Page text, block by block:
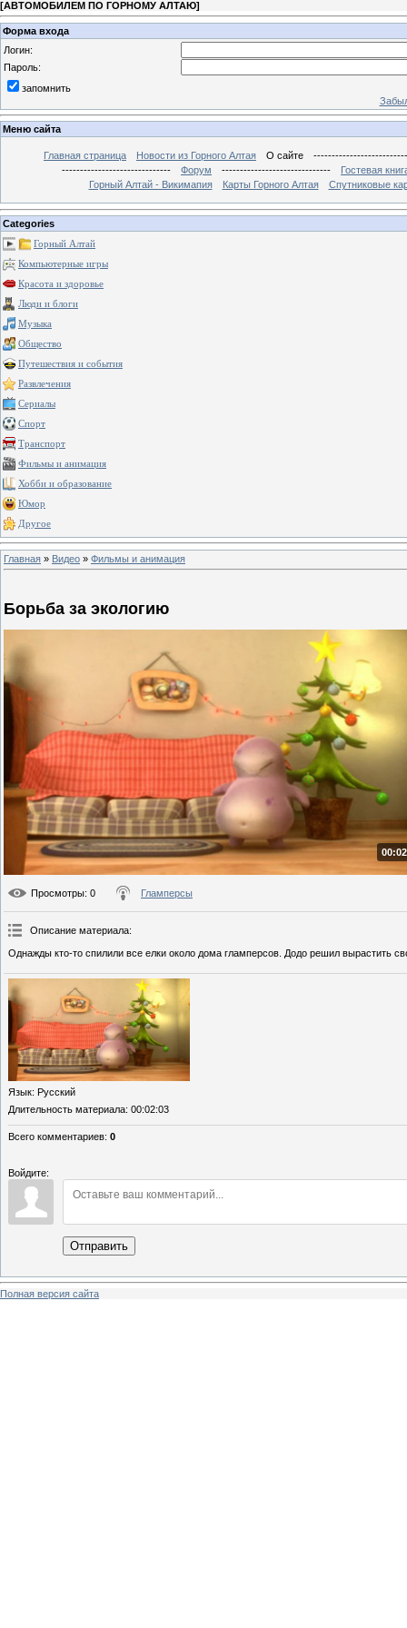
[АВТОМОБИЛЕМ ПО ГОРНОМУ АЛТАЮ]
Форма входа
Логин:
Пароль:
запомнить
Меню сайта
Главная страница Новости из Горного Алтая О сайте
------------------------------
Форум ------------------------------
Гостевая
Горный Алтай - Викимапия
Карты Горного Алтая Спутниковые
Categories
Горный Алтай
Компьютерные игры
Красота и здоровье
Люди и блоги
Музыка
Общество
Путешествия и события
Развлечения
Сериалы
Спорт
Транспорт
Фильмы и анимация
Хобби и образование
Юмор
Другое
Главная » Видео » Фильмы и анимация
Борьба за экологию
Просмотры: 0 Гламперсы
Описание материала:
Однажды кто-то спилили все елки около дома гламперсов. Додо решил вырастить
Язык: Русский
Длительность материала: 00:02:03
Всего комментариев: 0
Войдите:
Отправить
Полная версия сайта